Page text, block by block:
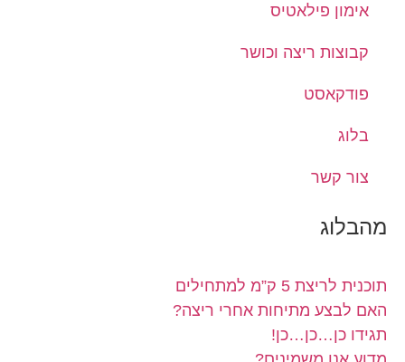
אימון פילאטיס
קבוצות ריצה וכושר
פודקאסט
בלוג
צור קשר
מהבלוג
תוכנית לריצת 5 ק”מ למתחילים
האם לבצע מתיחות אחרי ריצה?
תגידו כן…כן…כן!